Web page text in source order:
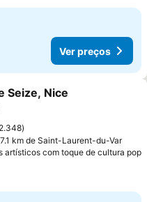
Ver preços
aos favoritos
Seize, Nice
2.348
km de Saint-Laurent-du-Var
artísticos com toque de cultura pop